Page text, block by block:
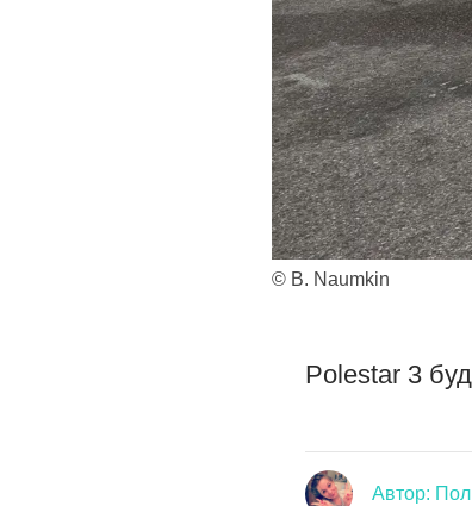
© B. Naumkin
Polestar 3
Автор: